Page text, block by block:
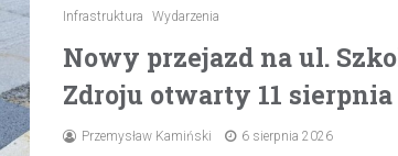
Infrastruktura Wydarzenia
Nowy przejazd na ul.
Zdroju otwarty 11 sierpnia
Przemysław Kamiński 6 sierpnia 2026